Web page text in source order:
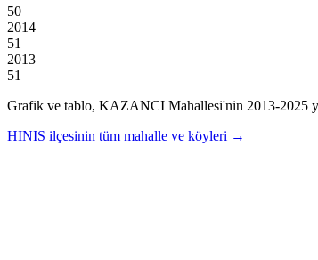
50
2014
51
2013
51
Grafik ve tablo, KAZANCI Mahallesi'nin 2013-2025
HINIS ilçesinin tüm mahalle ve köyleri →